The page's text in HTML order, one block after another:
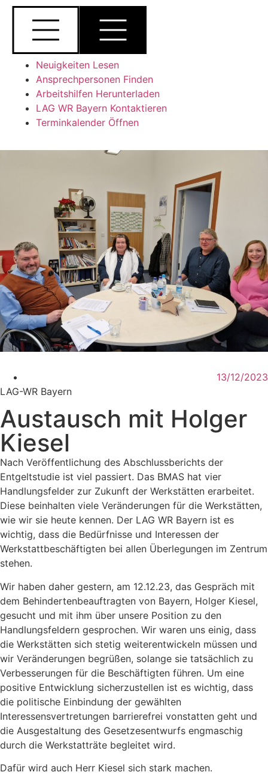
Neuigkeiten Lesen
Ansprechpersonen Finden
Arbeitshilfen Herunterladen
LAG WR Bayern Kontaktieren
Terminkalender Öffnen
13/12/2023
LAG-WR Bayern
Austausch mit Holger
Kiesel
Nach Veröffentlichung des Abschlussberichts der
Entgeltstudie ist viel passiert. Das BMAS hat vier
Handlungsfelder zur Zukunft der Werkstätten erarbeitet.
Diese beinhalten viele Veränderungen für die Werkstätten,
wie wir sie heute kennen. Der LAG WR Bayern ist es
wichtig, dass die Bedürfnisse und Interessen der
Werkstattbeschäftigten bei allen Überlegungen im Zentrum
stehen.
Wir haben daher gestern, am 12.12.23, das Gespräch mit
dem Behindertenbeauftragten von Bayern, Holger Kiesel,
gesucht und mit ihm über unsere Position zu den
Handlungsfeldern gesprochen. Wir waren uns einig, dass
die Werkstätten sich stetig weiterentwickeln müssen und
wir Veränderungen begrüßen, solange sie tatsächlich zu
Verbesserungen für die Beschäftigten führen. Um eine
positive Entwicklung sicherzustellen ist es wichtig, dass
die politische Einbindung der gewählten
Interessensvertretungen barrierefrei vonstatten geht und
die Ausgestaltung des Gesetzesentwurfs engmaschig
durch die Werkstatträte begleitet wird.
Dafür wird auch Herr Kiesel sich stark machen.